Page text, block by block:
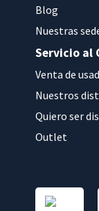
Blog
Nuestras
Servicio al
Venta de
Nuestros
Quiero ser
Outlet